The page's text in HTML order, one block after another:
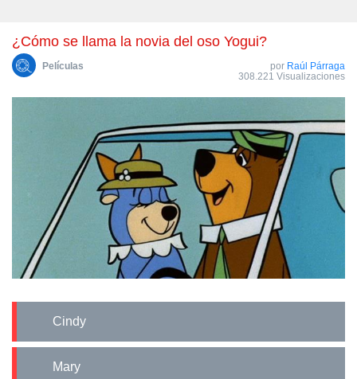
¿Cómo se llama la novia del oso Yogui?
Películas por Raúl Párraga
308.221 Visualizaciones
Cindy
Mary